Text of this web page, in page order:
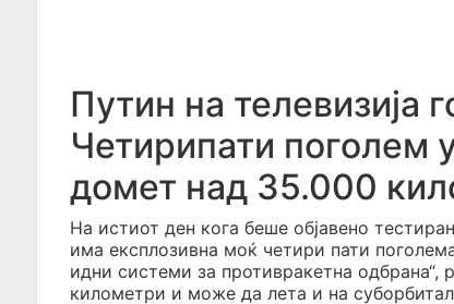
Путин на телевизија
Четирипати поголем
домет над 35.000
На истиот ден кога беше објавено
има експлозивна моќ четири пати
идни системи за противракетна одбрана“,
километри и може да лета и на